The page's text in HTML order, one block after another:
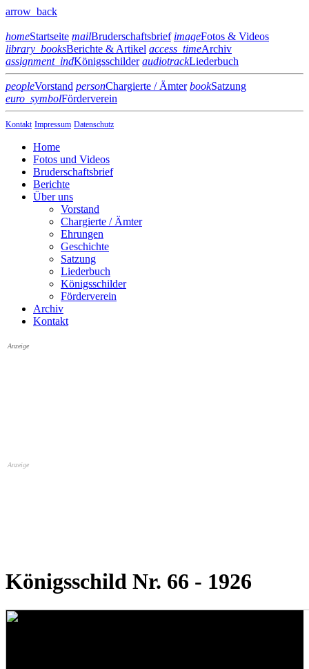
arrow_back
homeStartseite mailBruderschaftsbrief imageFotos & Videos
library_booksBerichte & Artikel access_timeArchiv
assignment_indKönigsschilder audiotrackLiederbuch
peopleVorstand personChargierte / Ämter bookSatzung
euro_symbolFörderverein
Kontakt Impressum Datenschutz
Home
Fotos und Videos
Bruderschaftsbrief
Berichte
Über uns
Vorstand
Chargierte / Ämter
Ehrungen
Geschichte
Satzung
Liederbuch
Königsschilder
Förderverein
Archiv
Kontakt
Anzeige
Anzeige
Königsschild Nr. 66 - 1926